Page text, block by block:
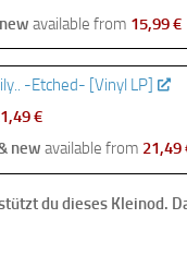
available from 15,99 €
-Etched- [Vinyl LP]
€
new available from 21,49
du dieses Kleinod.